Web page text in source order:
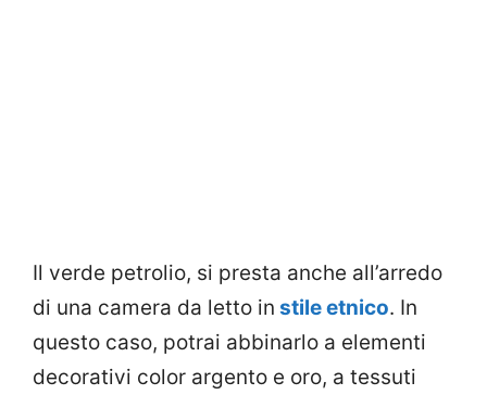
Il verde petrolio, si presta anche all’arredo
di una camera da letto in stile etnico. In
questo caso, potrai abbinarlo a elementi
decorativi color argento e oro, a tessuti